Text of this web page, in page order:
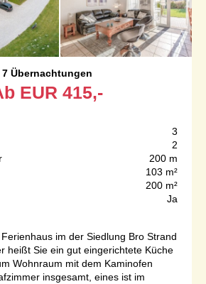
7 Übernachtungen
EUR 415,-
3
2
200 m
103 m²
200 m²
Ja
im der Siedlung Bro Strand
heißt Sie ein gut eingerichtete Küche
Wohnraum mit dem Kaminofen
insgesamt, eines ist im